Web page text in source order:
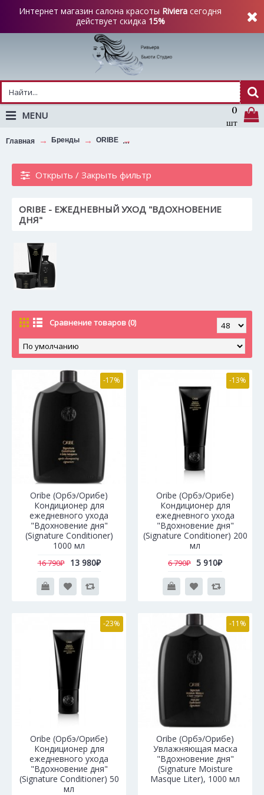
Интернет магазин салона красоты Riviera сегодня
действует скидка 15%
0
шт
MENU
Главная Бренды ORIBE
Открыть / Закрыть фильтр
ORIBE - ЕЖЕДНЕВНЫЙ УХОД "ВДОХНОВЕНИЕ
ДНЯ"
Сравнение товаров (0)
-17%
Oribe (Орбэ/Орибе)
Кондиционер для
ежедневного ухода
"Вдохновение дня"
(Signature Conditioner)
1000 мл
16 790₽ 13 980₽
-13%
Oribe (Орбэ/Орибе)
Кондиционер для
ежедневного ухода
"Вдохновение дня"
(Signature Conditioner) 200
мл
6 790₽ 5 910₽
-23%
Oribe (Орбэ/Орибе)
Кондиционер для
ежедневного ухода
"Вдохновение дня"
(Signature Conditioner) 50
мл
-11%
Oribe (Орбэ/Орибе)
Увлажняющая маска
"Вдохновение дня"
(Signature Moisture
Masque Liter), 1000 мл